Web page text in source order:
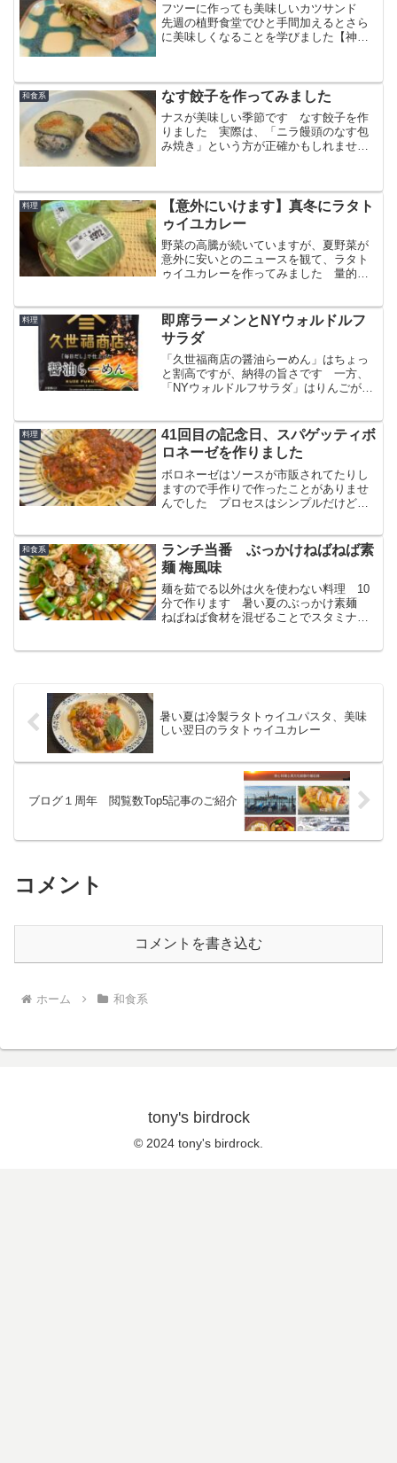
フツーに作っても美味しいカツサンド
先週の植野食堂でひと手間加えるとさら
に美味しくなることを学びました【神奈
楽しいですね！
和食系 なす餃子を作ってみました
ナスが美味しい季節です なす餃子を作
りました 実際は、「ニラ饅頭のなす包
み焼き」という方が正確かもしれません
貴重な一品となりました
料理
【意外にいけます】真冬にラタト
ゥイユカレー
野菜の高騰が続いていますが、夏野菜が
意外に安いとのニュースを観て、ラタト
ゥイユカレーを作ってみました 量的に
と玉が1,000円もしますから、だいぶセー
ブした計算です
料理
即席ラーメンとNYウォルドルフ
サラダ
「久世福商店の醤油らーめん」はちょっ
と割高ですが、納得の旨さです 一方、
「NYウォルドルフサラダ」はりんごが美
料理
41回目の記念日、スパゲッティボ
ロネーゼを作りました
ボロネーゼはソースが市販されてたりし
ますので手作りで作ったことがありませ
んでした プロセスはシンプルだけど、
ました
和食系
ランチ当番 ぶっかけねばねば素
麺 梅風味
麺を茹でる以外は火を使わない料理 10
分で作ります 暑い夏のぶっかけ素麺
ねばねば食材を混ぜることでスタミナラ
暑い夏は冷製ラタトゥイユパスタ、美味
しい翌日のラタトゥイユカレー
ブログ１周年 閲覧数Top5記事のご紹介
コメント
コメントを書き込む
ホーム 和食系
tony's birdrock
© 2024 tony's birdrock.